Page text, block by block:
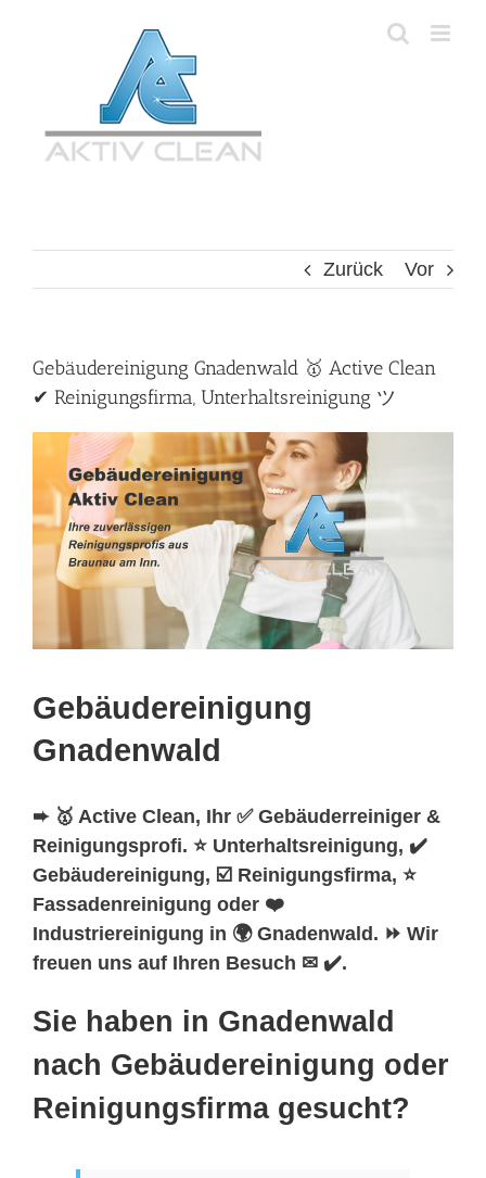
Zurück Vor
Gebäudereinigung Gnadenwald 🥇 Active Clean
✔ Reinigungsfirma, Unterhaltsreinigung ツ
Gebäudereinigung
Gnadenwald
➨ 🥇 Active Clean, Ihr ✅ Gebäuderreiniger &
Reinigungsprofi. ⭐ Unterhaltsreinigung, ✔️
Gebäudereinigung, ☑️ Reinigungsfirma, ⭐
Fassadenreinigung oder ❤️
Industriereinigung in 🌍 Gnadenwald. ⏩ Wir
freuen uns auf Ihren Besuch ✉ ✔️.
Sie haben in Gnadenwald
nach Gebäudereinigung oder
Reinigungsfirma gesucht?